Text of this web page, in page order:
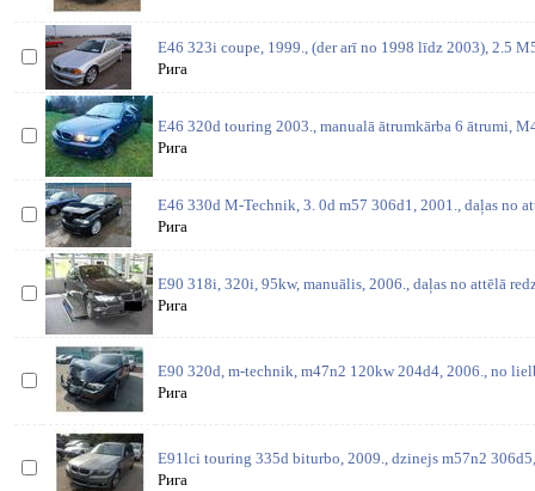
E46 323i coupe, 1999., (der arī no 1998 līdz 2003), 2.5
Рига
E46 320d touring 2003., manualā ātrumkārba 6 ātrumi,
Рига
E46 330d M-Technik, 3. 0d m57 306d1, 2001., daļas no
Рига
E90 318i, 320i, 95kw, manuālis, 2006., daļas no attēlā
Рига
E90 320d, m-technik, m47n2 120kw 204d4, 2006., no
Рига
E91lci touring 335d biturbo, 2009., dzinejs m57n2
Рига